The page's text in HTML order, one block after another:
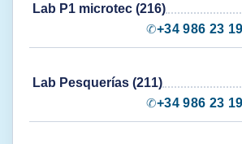
Lab P1 microtec (216)
✆+34 986 23
Lab Pesquerías (211)
✆+34 986 23